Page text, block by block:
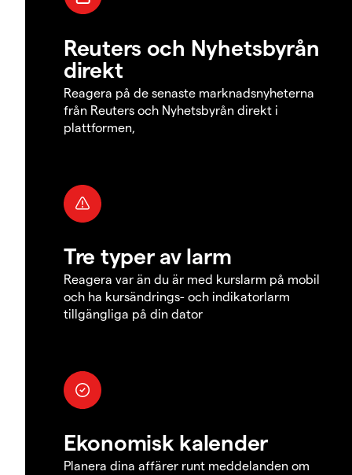
Reuters och Nyhetsbyrån
direkt
Reagera på de senaste marknadsnyheterna
från Reuters och Nyhetsbyrån direkt i
plattformen,
Tre typer av larm
Reagera var än du är med kurslarm på mobil
och ha kursändrings- och indikatorlarm
tillgängliga på din dator
Ekonomisk kalender
Planera dina affärer runt meddelanden om